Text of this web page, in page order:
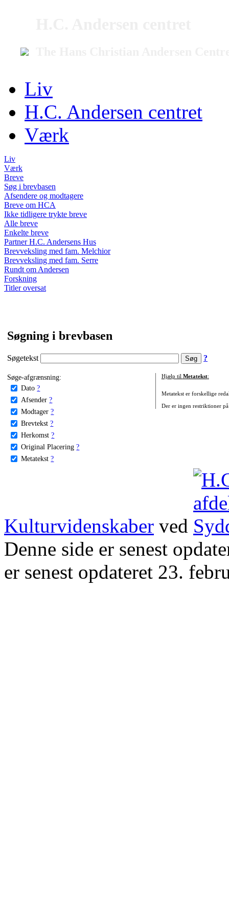
Liv
H.C. Andersen centret
Værk
Liv
Værk
Breve
Søg i brevbasen
Afsendere og modtagere
Breve om HCA
Ikke tidligere trykte breve
Alle breve
Enkelte breve
Partner H.C. Andersens Hus
Brevveksling med fam. Melchior
Brevveksling med fam. Serre
Rundt om Andersen
Forskning
Titler oversat
Søgning i brevbasen
Søgetekst ?
Søge-afgrænsning:
Dato ?
Afsender ?
Modtager ?
Brevtekst ?
Herkomst ?
Original Placering ?
Metatekst ?
Hjælp til Metatekst:
Metatekst er forskellige
Der er ingen restriktioner
Kulturvidenskaber ved
Denne side er senest
er senest opdateret 23.